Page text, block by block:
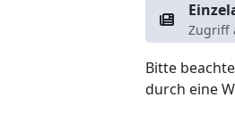
Zugriff
Bitte
durch eine